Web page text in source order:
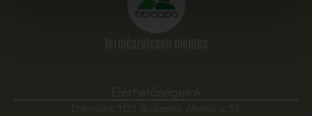
Természetesen mentes
Elérhetőségeink
Éttermünk: 1123 Budapest, Alkotás u. 53.